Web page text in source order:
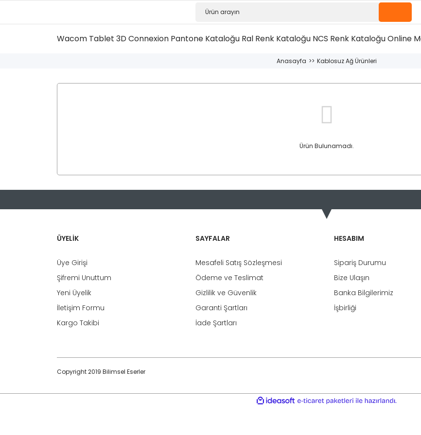
Wacom Tablet 3D Connexion Pantone Kataloğu Ral Renk Kataloğu NCS Renk KataloğuOnline
Anasayfa Kablosuz Ağ Ürünleri
Ürün Bulunamadı.
ÜYELİK
Üye Girişi
Şifremi Unuttum
Yeni Üyelik
İletişim Formu
Kargo Takibi
SAYFALAR
Mesafeli Satış Sözleşmesi
Ödeme ve Teslimat
Gizlilik ve Güvenlik
Garanti Şartları
İade Şartları
HESABIM
Sipariş Durumu
Bize Ulaşın
Banka Bilgilerimiz
İşbirliği
Copyright 2019 Bilimsel Eserler
ideasoft
e-